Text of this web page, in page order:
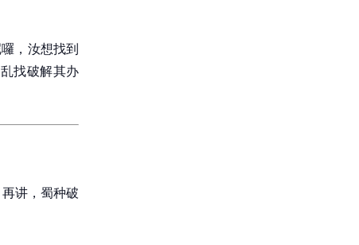
，汝想找到
找破解其办
讲，蜀种破